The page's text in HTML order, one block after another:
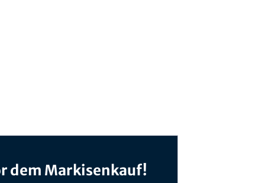
dem Markisenkauf!